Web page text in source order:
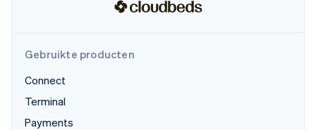
Stripe Sessions 2026
Gebruikte producten
Connect
Terminal
Payments